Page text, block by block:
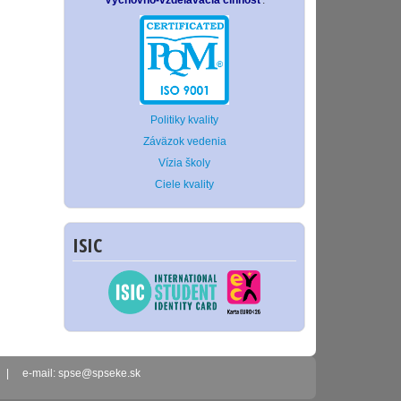
Politiky kvality
Záväzok vedenia
Vízia školy
Ciele kvality
ISIC
| e-mail: spse@spseke.sk